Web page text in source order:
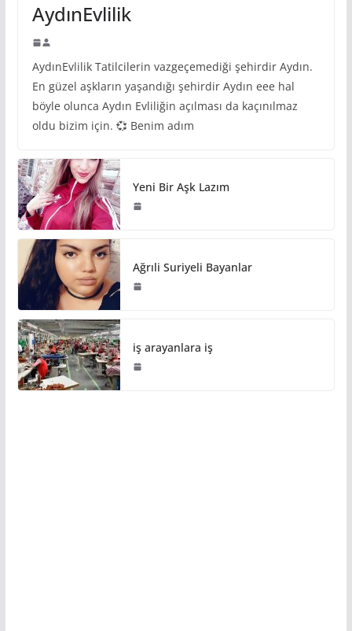
AydınEvlilik
AydınEvlilik Tatilcilerin vazgeçemediği şehirdir Aydın.
En güzel aşkların yaşandığı şehirdir Aydın eee hal
böyle olunca Aydın Evliliğin açılması da kaçınılmaz
oldu bizim için. 💞 Benim adım
Yeni Bir Aşk Lazım
Ağrıli Suriyeli Bayanlar
iş arayanlara iş